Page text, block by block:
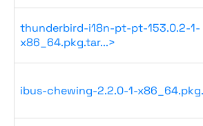
thunderbird-i18n-pt-pt-153.0.2-1-
x86_64.pkg.tar...>
ibus-chewing-2.2.0-1-